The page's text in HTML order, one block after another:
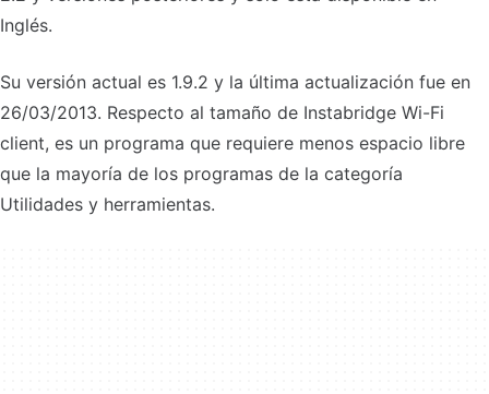
Inglés.
Su versión actual es 1.9.2 y la última actualización fue en
26/03/2013. Respecto al tamaño de Instabridge Wi-Fi
client, es un programa que requiere menos espacio libre
que la mayoría de los programas de la categoría
Utilidades y herramientas.